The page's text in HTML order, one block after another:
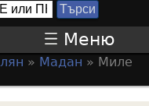
Меню
» Мадан » Миле